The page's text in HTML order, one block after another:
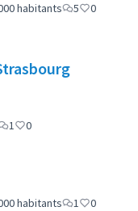
habitants 5 0
1 0
habitants 1 0